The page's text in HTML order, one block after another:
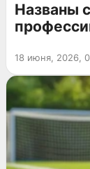
Названы
18 июня, 2026,